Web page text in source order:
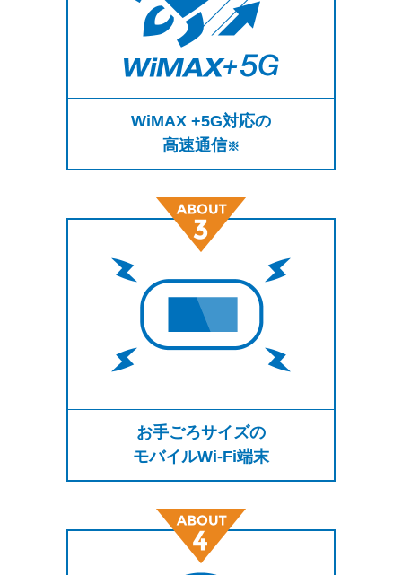
WiMAX +5G対応の
高速通信※
お手ごろサイズの
モバイルWi-Fi端末